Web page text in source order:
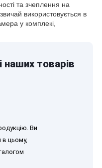
та зчеплення на
використовується в
у комплекі,
наших товарів
Ви
в цьому,